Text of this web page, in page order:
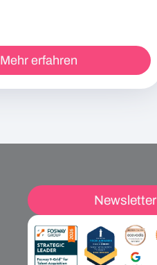
Mehr erfahren
Newsletter